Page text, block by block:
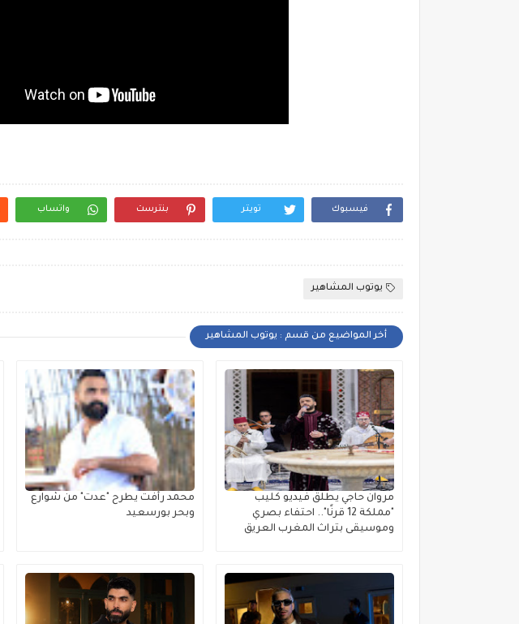
فيسبوك تويتر بنترست واتساب
يوتوب المشاهير
أخر المواضيع من قسم : يوتوب المشاهير
مروان حاجي يطلق فيديو كليب
"مملكة 12 قرنًا".. احتفاء بصري
وموسيقى بتراث المغرب العريق
محمد رأفت يطرح "عدت" من شوارع
وبحر بورسعيد